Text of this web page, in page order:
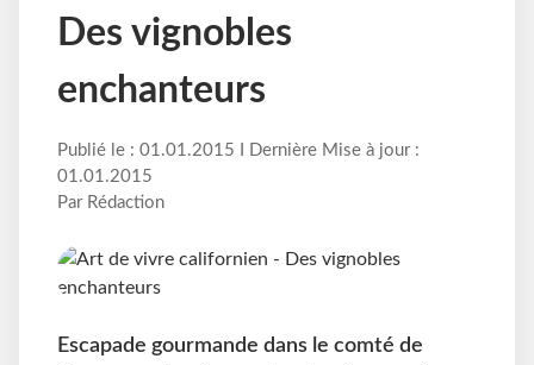
Des vignobles
enchanteurs
Publié le : 01.01.2015 I Dernière Mise à jour :
01.01.2015
Par Rédaction
Escapade gourmande dans le comté de